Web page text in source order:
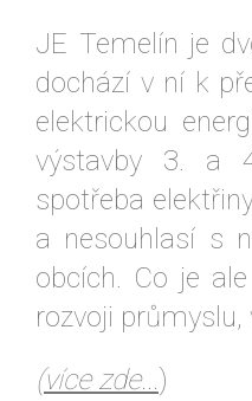
JE Temelín je
dochází v ní k
elektrickou
výstavby 3. a
spotřeba
a nesouhlasí s
obcích. Co je
rozvoji průmyslu,
(více zde...)